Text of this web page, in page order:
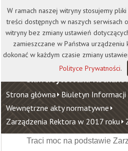
Kontakt Biblioteka
Wirtualna Uczelnia
Uniwersytet Jana
Strona główna Biuletyn Informacji
Wewnętrzne akty normatywne
Zarządzenia Rektora w 2017 roku
Traci moc na podstawie
W ramach naszej witryny stosujemy
treści dostępnych w naszych serwisach
witryny bez zmiany ustawień
zamieszczane w Państwa urządzeniu
dokonać w każdym czasie zmiany
Polityce Prywatności.